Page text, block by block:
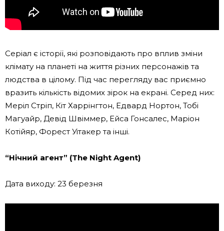
Серіал є історії, які розповідають про вплив зміни
клімату на планеті на життя різних персонажів та
людства в цілому. Під час перегляду вас приємно
вразить кількість відомих зірок на екрані. Серед них:
Меріл Стріп, Кіт Харрінгтон, Едвард Нортон, Тобі
Магуайр, Девід Швіммер, Ейса Гонсалес, Маріон
Котійяр, Форест Уітакер та інші.
“Нічний агент” (The Night Agent)
Дата виходу: 23 березня